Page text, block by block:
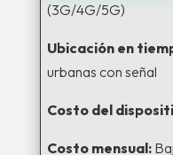
(3G/4G/5G)
Ubicación en
urbanas con señal
Costo del
Costo mensual: